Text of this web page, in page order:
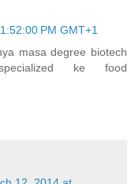
PM GMT+1
masa degree biotech
ke food